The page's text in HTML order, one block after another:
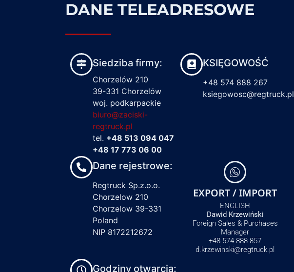
DANE TELEADRESOWE
Siedziba firmy:
Chorzelów 210
39-331 Chorzelów
woj. podkarpackie
biuro@zaciski-
regtruck.pl
tel. +48 513 094 047
+48 17 773 06 00
KSIĘGOWOŚĆ
+48 574 888 267
ksiegowosc@regtruck.pl
Dane rejestrowe:
Regtruck Sp.z.o.o.
Chorzelow 210
Chorzelow 39-331
Poland
NIP 8172212672
EXPORT / IMPORT
ENGLISH
Dawid Krzewiński
Foreign Sales & Purchases
Manager
+48 574 888 857
d.krzewinski@regtruck.pl
Godziny otwarcia: